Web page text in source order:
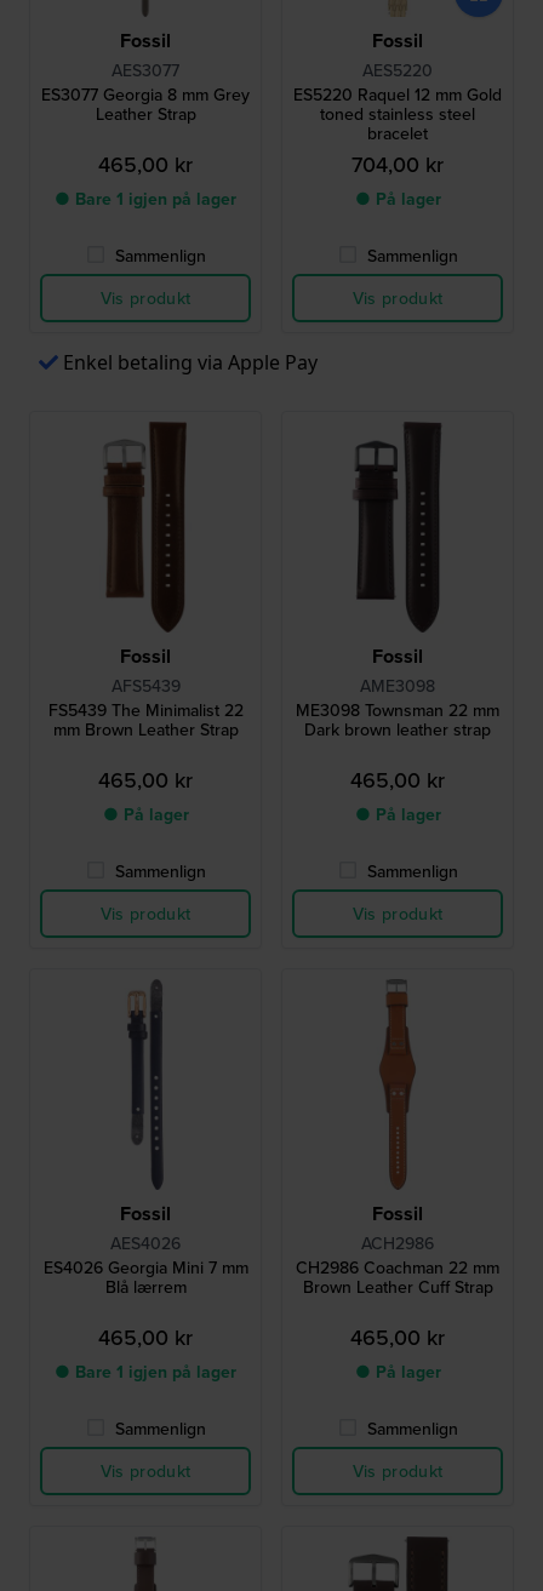
Fossil
AES3077
ES3077 Georgia 8 mm Grey
Leather Strap
465,00 kr
● Bare 1 igjen på lager
Sammenlign
Vis produkt
Fossil
AES5220
ES5220 Raquel 12 mm Gold
toned stainless steel
bracelet
704,00 kr
● På lager
Sammenlign
Vis produkt
Enkel betaling via Apple Pay
Fossil
AFS5439
FS5439 The Minimalist 22
mm Brown Leather Strap
465,00 kr
● På lager
Sammenlign
Vis produkt
Fossil
AME3098
ME3098 Townsman 22 mm
Dark brown leather strap
465,00 kr
● På lager
Sammenlign
Vis produkt
Fossil
AES4026
ES4026 Georgia Mini 7 mm
Blå lærrem
465,00 kr
● Bare 1 igjen på lager
Sammenlign
Vis produkt
Fossil
ACH2986
CH2986 Coachman 22 mm
Brown Leather Cuff Strap
465,00 kr
● På lager
Sammenlign
Vis produkt